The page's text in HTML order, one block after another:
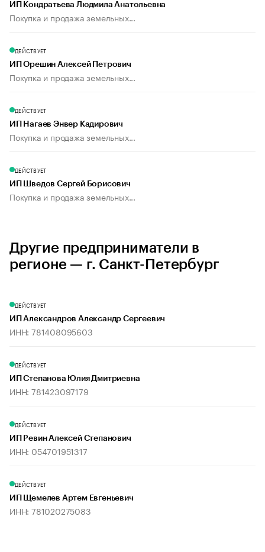
ИП Кондратьева Людмила Анатольевна
Покупка и продажа земельных...
ДЕЙСТВУЕТ
ИП Орешин Алексей Петрович
Покупка и продажа земельных...
ДЕЙСТВУЕТ
ИП Нагаев Энвер Кадирович
Покупка и продажа земельных...
ДЕЙСТВУЕТ
ИП Шведов Сергей Борисович
Покупка и продажа земельных...
Другие предприниматели в
регионе — г. Санкт-Петербург
ДЕЙСТВУЕТ
ИП Александров Александр Сергеевич
ИНН: 781408095603
ДЕЙСТВУЕТ
ИП Степанова Юлия Дмитриевна
ИНН: 781423097179
ДЕЙСТВУЕТ
ИП Ревин Алексей Степанович
ИНН: 054701951317
ДЕЙСТВУЕТ
ИП Щемелев Артем Евгеньевич
ИНН: 781020275083